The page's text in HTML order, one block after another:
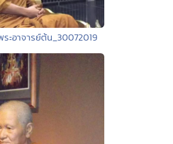
ะอาจารย์ต้น_30072019